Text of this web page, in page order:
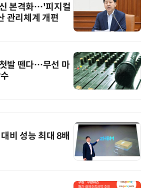
본격화…'피지컬
관리체계 개편
발 뗀다…무선 마
비 성능 최대 8배